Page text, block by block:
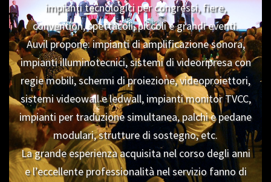
impianti tecnologici per congressi, fiere,
convention, spettacoli, piccoli e grandi eventi.
Auvil propone: impianti di amplificazione sonora,
impianti illuminotecnici, sistemi di videoripresa con
regie mobili, schermi di proiezione, videoproiettori,
sistemi videowall e ledwall, impianti monitor TVCC,
impianti per traduzione simultanea, palchi e pedane
modulari, strutture di sostegno, etc.
La grande esperienza acquisita nel corso degli anni
e l’eccellente professionalità nel servizio fanno di